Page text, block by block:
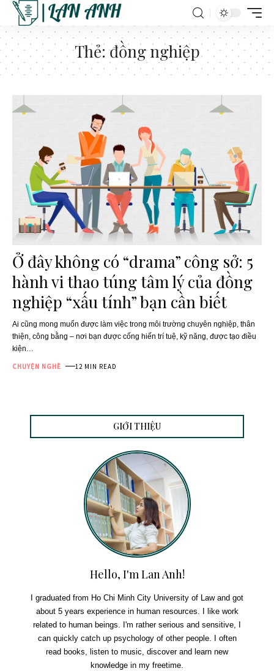
Thẻ: đồng nghiệp
Ở đây không có “drama” công sở: 5
hành vi thao túng tâm lý của đồng
nghiệp “xấu tính” bạn cần biết
Ai cũng mong muốn được làm việc trong môi trường chuyên nghiệp, thân
thiện, công bằng – nơi bạn được cống hiến trí tuệ, kỹ năng, được tạo điều
kiện
CHUYỆN NGHỀ 12 MIN READ
GIỚI THIỆU
Hello, I'm Lan Anh!
I graduated from Ho Chi Minh City University of Law and got
about 5 years experience in human resources. I like work
related to human beings. I'm rather serious and sensitive, I
can quickly catch up psychology of other people. I often
read books, listen to music, discover and learn new
knowledge in my freetime.